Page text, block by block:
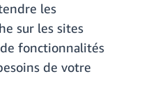
les
sur les sites
fonctionnalités
de votre